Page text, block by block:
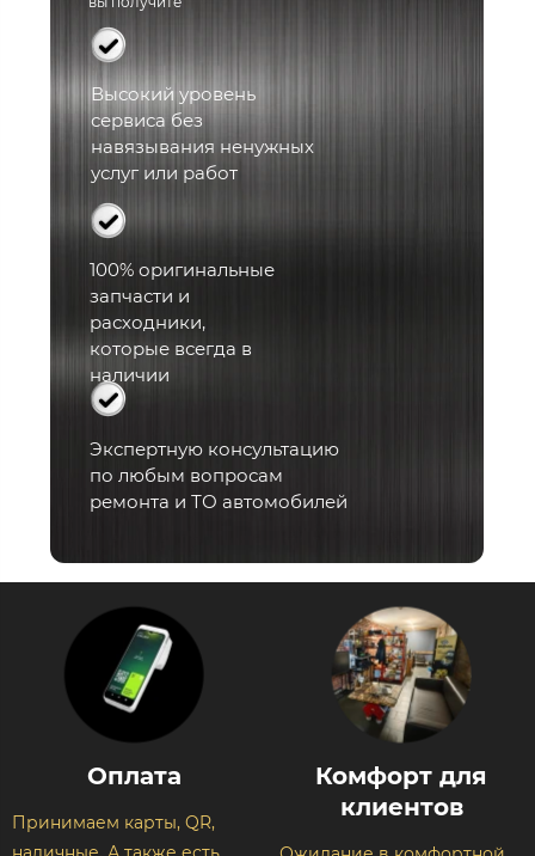
Высокий уровень
сервиса без
навязывания ненужных
услуг или работ
100% оригинальные
запчасти и
расходники,
которые всегда в
наличии
Экспертную консультацию
по любым вопросам
ремонта и ТО автомобилей
Оплата
Принимаем карты, QR,
Комфорт для
клиентов​